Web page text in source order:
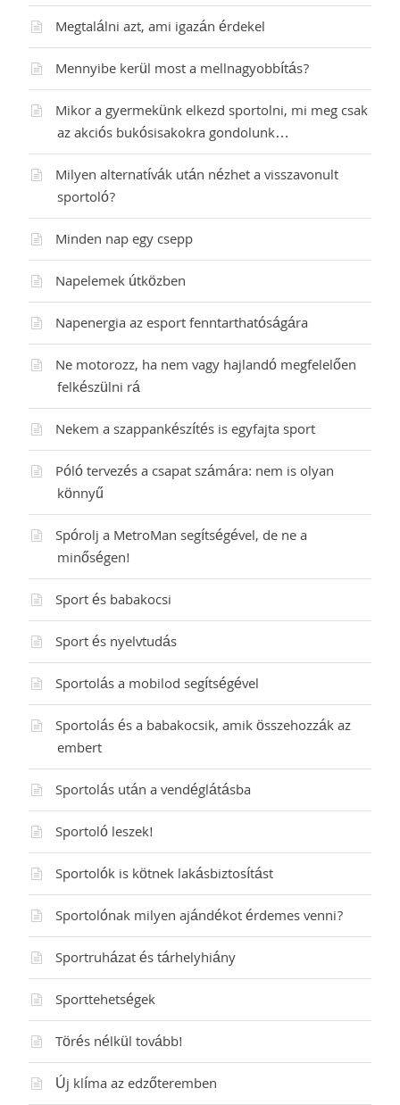
Megtalálni azt, ami igazán érdekel
Mennyibe kerül most a mellnagyobbítás?
Mikor a gyermekünk elkezd sportolni, mi meg csak
az akciós bukósisakokra gondolunk…
Milyen alternatívák után nézhet a visszavonult
sportoló?
Minden nap egy csepp
Napelemek útközben
Napenergia az esport fenntarthatóságára
Ne motorozz, ha nem vagy hajlandó megfelelően
felkészülni rá
Nekem a szappankészítés is egyfajta sport
Póló tervezés a csapat számára: nem is olyan
könnyű
Spórolj a MetroMan segítségével, de ne a
minőségen!
Sport és babakocsi
Sport és nyelvtudás
Sportolás a mobilod segítségével
Sportolás és a babakocsik, amik összehozzák az
embert
Sportolás után a vendéglátásba
Sportoló leszek!
Sportolók is kötnek lakásbiztosítást
Sportolónak milyen ajándékot érdemes venni?
Sportruházat és tárhelyhiány
Sporttehetségek
Törés nélkül tovább!
Új klíma az edzőteremben